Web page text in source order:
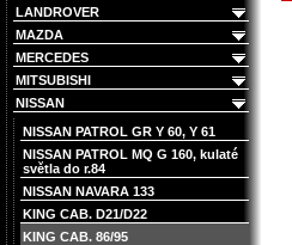
LANDROVER
MAZDA
MERCEDES
MITSUBISHI
NISSAN
NISSAN PATROL GR Y 60, Y 61
NISSAN PATROL MQ G 160, kulaté
světla do r.84
NISSAN NAVARA 133
KING CAB. D21/D22
KING CAB. 86/95